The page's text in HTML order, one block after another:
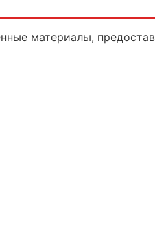
материалы,